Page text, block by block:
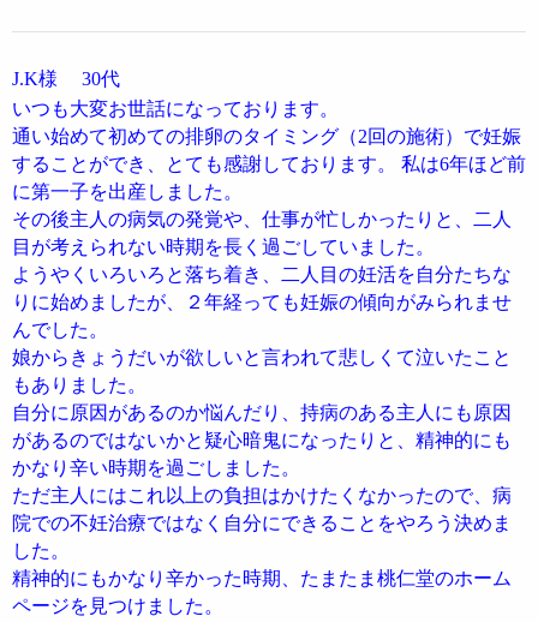
J.K様 30代
いつも大変お世話になっております。
通い始めて初めての排卵のタイミング（2回の施術）で妊娠
することができ、とても感謝しております。 私は6年ほど前
に第一子を出産しました。
その後主人の病気の発覚や、仕事が忙しかったりと、二人
目が考えられない時期を長く過ごしていました。
ようやくいろいろと落ち着き、二人目の妊活を自分たちな
りに始めましたが、２年経っても妊娠の傾向がみられませ
んでした。
娘からきょうだいが欲しいと言われて悲しくて泣いたこと
もありました。
自分に原因があるのか悩んだり、持病のある主人にも原因
があるのではないかと疑心暗鬼になったりと、精神的にも
かなり辛い時期を過ごしました。
ただ主人にはこれ以上の負担はかけたくなかったので、病
院での不妊治療ではなく自分にできることをやろう決めま
した。
精神的にもかなり辛かった時期、たまたま桃仁堂のホーム
ページを見つけました。